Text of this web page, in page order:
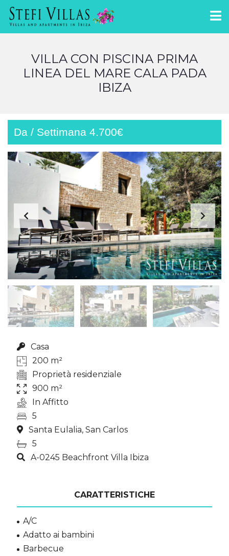
VILLA CON PISCINA PRIMA
LINEA DEL MARE CALA PADA
IBIZA
Da / Settimana 4.700€
Casa
200 m²
Proprietà residenziale
900 m²
In Affitto
5
Santa Eulalia, San Carlos
5
A-0245 Beachfront Villa Ibiza
CARATTERISTICHE
A/C
Adatto ai bambini
Barbecue